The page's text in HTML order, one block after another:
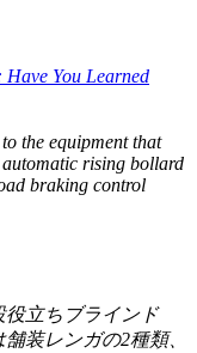
You Learned
the equipment that
rising bollard
braking control
役立ちブラインド
装レンガの2種類、